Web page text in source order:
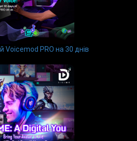
Voicemod PRO на 30 днів